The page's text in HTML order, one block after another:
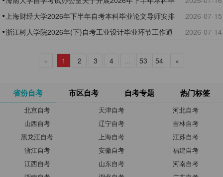
业论文撰写工作的通知
上海财经大学2026年下半年自考本科毕业论文导师安排
通知
2026-07-15
浙江树人学院2026年(下)自考工业设计毕业环节工作通
2026-07-14
« 1 2 3 4 ... 53 54 »
省份自考 市区自考 自考专题 热门标签
北京自考 天津自考
河北自考
山西自考
辽宁自考
吉林自考
黑龙江自考
上海自考
江苏自考
浙江自考
安徽自考
福建自考
江西自考
山东自考
河南自考